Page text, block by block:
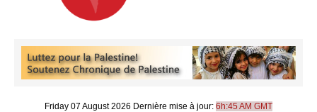
Friday 07 August 2026 Dernière mise à jour: 6h:45 AM GMT